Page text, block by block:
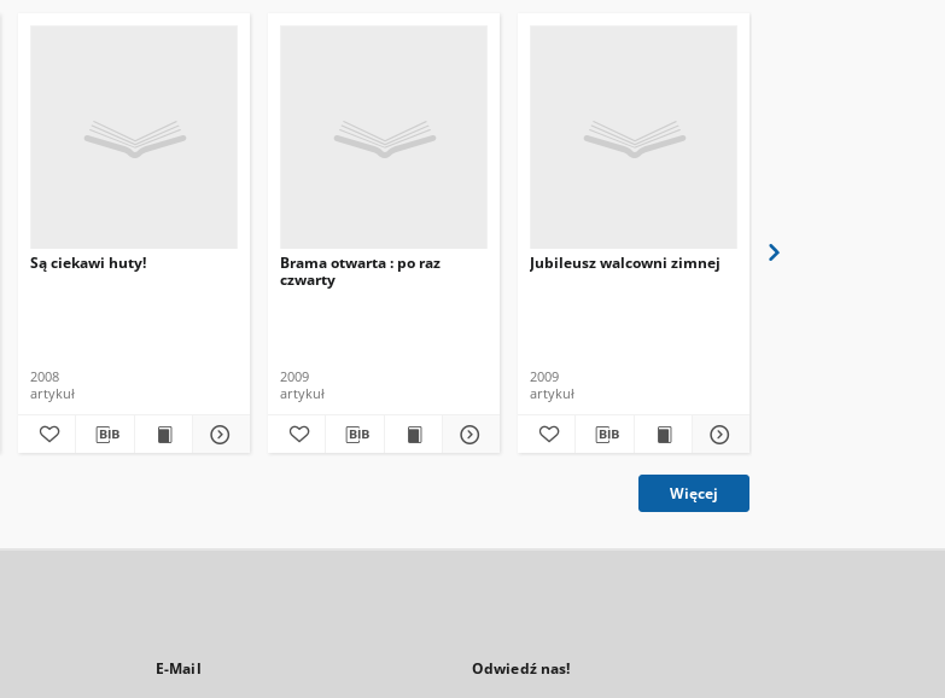
Są ciekawi huty!
2008
artykuł
Brama otwarta : po raz
czwarty
2009
artykuł
Jubileusz walcowni zimnej
2009
artykuł
Więcej
E-Mail Odwiedź nas!